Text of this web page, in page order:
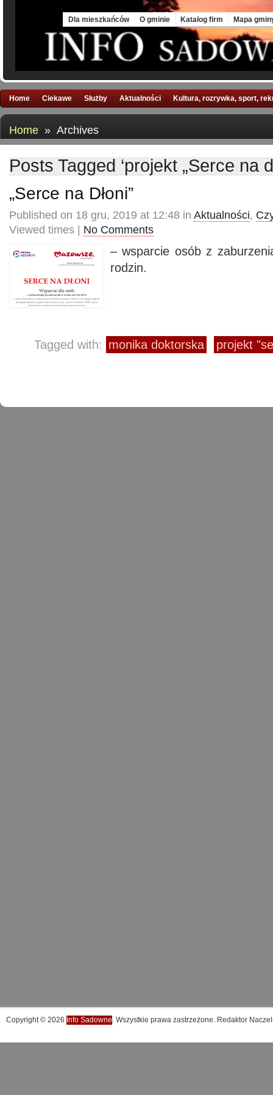
Dla mieszkańców O gminie Katalog firm Mapa
Home Ciekawe Służby Aktualności Kultura, rozrywka, sport,
Home » Archives
Posts Tagged ‘projekt „Serce na
„Serce na Dłoni”
Published on 18 gru, 2019 at 12:48 in Aktualności,
Viewed times | No Comments
– wsparcie osób z
rodzin.
Tagged with: monika doktorska projekt
Copyright © 2026 Info Sadowne. Wszystkie prawa zastrzeżone. Redaktor